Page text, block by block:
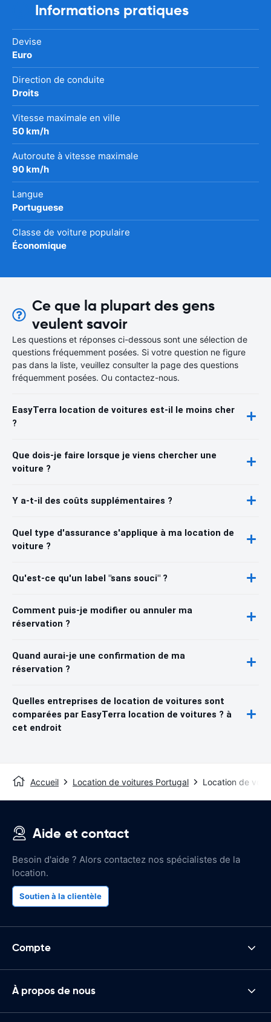
Informations pratiques
Devise
Euro
Direction de conduite
Droits
Vitesse maximale en ville
50 km/h
Autoroute à vitesse maximale
90 km/h
Langue
Portuguese
Classe de voiture populaire
Économique
Ce que la plupart des gens
veulent savoir
Les questions et réponses ci-dessous sont une sélection de
questions fréquemment posées. Si votre question ne figure
pas dans la liste, veuillez consulter la page des questions
fréquemment posées. Ou contactez-nous.
EasyTerra location de voitures est-il le moins cher
?
Que dois-je faire lorsque je viens chercher une
voiture ?
Y a-t-il des coûts supplémentaires ?
Quel type d'assurance s'applique à ma location de
voiture ?
Qu'est-ce qu'un label "sans souci" ?
Comment puis-je modifier ou annuler ma
réservation ?
Quand aurai-je une confirmation de ma
réservation ?
Quelles entreprises de location de voitures sont
comparées par EasyTerra location de voitures ? à
cet endroit
Accueil Location de voitures Portugal Location de
Aide et contact
Besoin d'aide ? Alors contactez nos spécialistes de la
location.
Soutien à la clientèle
Compte
À propos de nous